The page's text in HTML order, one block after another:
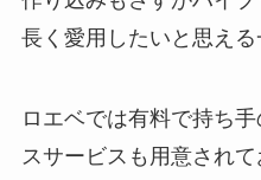
長く愛用したいと思え
ロエベでは有料で持ち
スサービスも用意され